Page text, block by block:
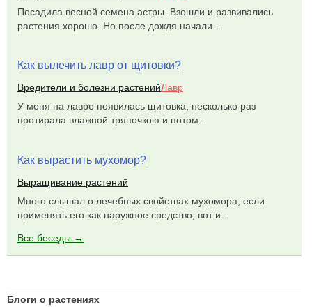
Посадила весной семена астры. Взошли и развивались
растения хорошо. Но после дождя начали...
Как вылечить лавр от щитовки?
Вредители и болезни растенийЛавр
У меня на лавре появилась щитовка, несколько раз
протирала влажной тряпочкою и потом...
Как вырастить мухомор?
Выращивание растений
Много слышал о лечебных свойствах мухомора, если
применять его как наружное средство, вот и...
Все беседы →
Блоги о растениях